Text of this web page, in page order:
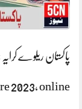
پاکستان ریلوے کرایہ 2023، ان لائن ٹکٹ سسٹم متعارف کرا دیا
2023, online